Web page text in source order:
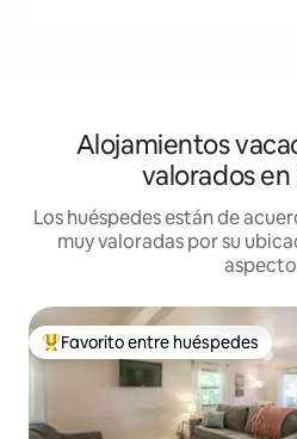
Alojamientos
valorados
Los huéspedes están de
muy valoradas por su
Favorito entre huéspedes
Favorito entre huéspedes